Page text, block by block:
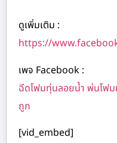
ดูเพิ่มเติม :
https://
เพจ Facebook :
ฉีดโฟมทุ่นลอยน้ำ พ่นโฟ
ถูก
[vid_embed]